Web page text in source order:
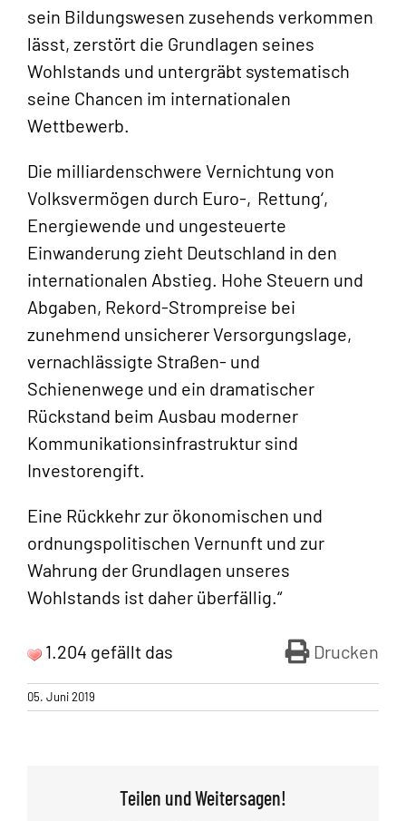
sein Bildungswesen zusehends verkommen
lässt, zerstört die Grundlagen seines
Wohlstands und untergräbt systematisch
seine Chancen im internationalen
Wettbewerb.
Die milliardenschwere Vernichtung von
Volksvermögen durch Euro-‚Rettung‘,
Energiewende und ungesteuerte
Einwanderung zieht Deutschland in den
internationalen Abstieg. Hohe Steuern und
Abgaben, Rekord-Strompreise bei
zunehmend unsicherer Versorgungslage,
vernachlässigte Straßen- und
Schienenwege und ein dramatischer
Rückstand beim Ausbau moderner
Kommunikationsinfrastruktur sind
Investorengift.
Eine Rückkehr zur ökonomischen und
ordnungspolitischen Vernunft und zur
Wahrung der Grundlagen unseres
Wohlstands ist daher überfällig.“
Drucken
1.204 gefällt das
05. Juni 2019
Teilen und Weitersagen!